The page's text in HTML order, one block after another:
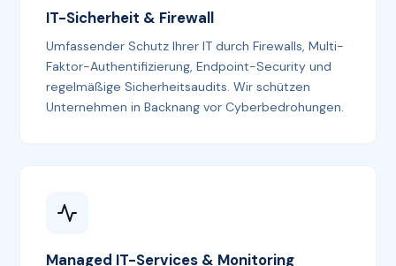
IT-Sicherheit & Firewall
Umfassender Schutz Ihrer IT durch Firewalls, Multi-
Faktor-Authentifizierung, Endpoint-Security und
regelmäßige Sicherheitsaudits. Wir schützen
Unternehmen in Backnang vor Cyberbedrohungen.
Managed IT-Services & Monitoring